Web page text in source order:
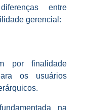
entre
gerencial:
por finalidade
os usuários
na